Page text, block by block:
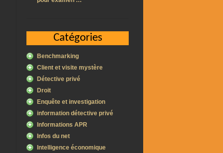
Catégories
Benchmarking
Client et visite mystère
Détective privé
Droit
Enquête et investigation
information détective privé
Informations APR
Infos du net
Intelligence économique